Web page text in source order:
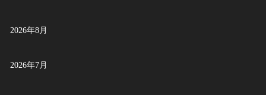
2026年8月
2026年7月